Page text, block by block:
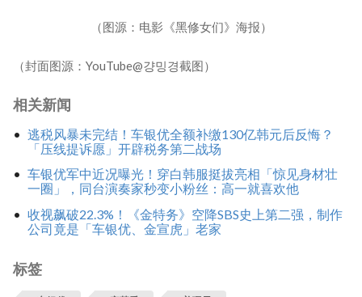
（图源：电影《黑修女们》海报）
（封面图源：YouTube@걍밍경截图）
相关新闻
逃税风暴未完结！车银优全额补缴130亿韩元后反悔？
「压线提诉愿」开辟税务第二战场
车银优军中近况曝光！穿白韩服挺拔亮相「惊见身材壮
一圈」，同台演奏家秒变小粉丝：高一就喜欢他
收视飙破22.3%！《金特务》空降SBS史上第二强，制作
公司竟是「车银优、金宣虎」老家
标签